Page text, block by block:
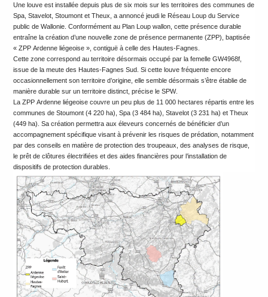
Une louve est installée depuis plus de six mois sur les territoires des communes de
Spa, Stavelot, Stoumont et Theux, a annoncé jeudi le Réseau Loup du Service
public de Wallonie. Conformément au Plan Loup wallon, cette présence durable
entraîne la création d’une nouvelle zone de présence permanente (ZPP), baptisée
« ZPP Ardenne liégeoise », contiguë à celle des Hautes-Fagnes.
Cette zone correspond au territoire désormais occupé par la femelle GW4968f,
issue de la meute des Hautes-Fagnes Sud. Si cette louve fréquente encore
occasionnellement son territoire d’origine, elle semble désormais s’être établie de
manière durable sur un territoire distinct, précise le SPW.
La ZPP Ardenne liégeoise couvre un peu plus de 11 000 hectares répartis entre les
communes de Stoumont (4 220 ha), Spa (3 484 ha), Stavelot (3 231 ha) et Theux
(449 ha). Sa création permettra aux éleveurs concernés de bénéficier d’un
accompagnement spécifique visant à prévenir les risques de prédation, notamment
par des conseils en matière de protection des troupeaux, des analyses de risque,
le prêt de clôtures électrifiées et des aides financières pour l’installation de
dispositifs de protection durables.